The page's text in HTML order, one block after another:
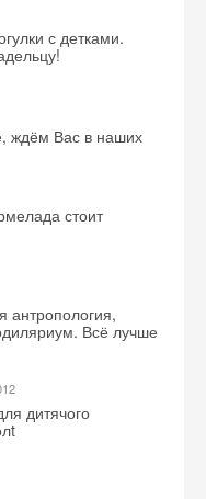
с детками.
ждём Вас в наших
стоит
антропология,
Всё лучше
дитячого